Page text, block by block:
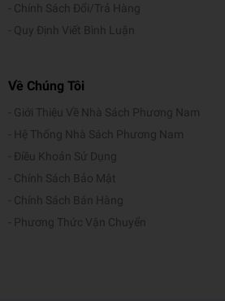
Chính Sách Đổi/Trả Hàng
Quy Định Viết Bình Luận
Về Chúng Tôi
Giới Thiệu Về Nhà Sách Phương Nam
Hệ Thống Nhà Sách Phương Nam
Điều Khoản Sử Dụng
Chính Sách Bảo Mật
Chính Sách Bán Hàng
Phương Thức Vận Chuyển